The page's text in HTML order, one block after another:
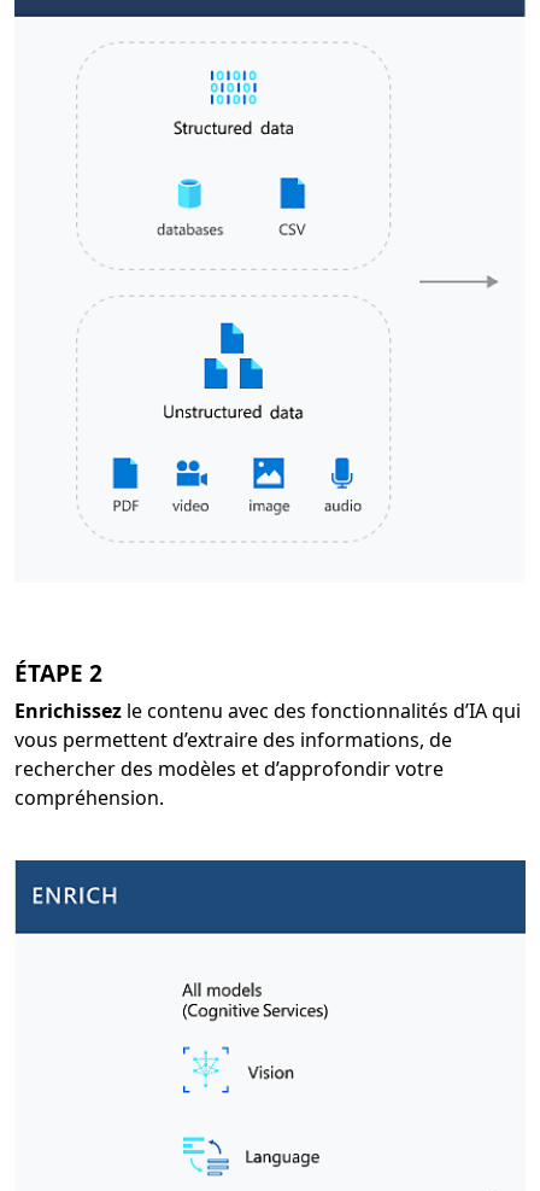
ÉTAPE 2
Enrichissez le contenu avec des fonctionnalités d’IA qui
vous permettent d’extraire des informations, de
rechercher des modèles et d’approfondir votre
compréhension.